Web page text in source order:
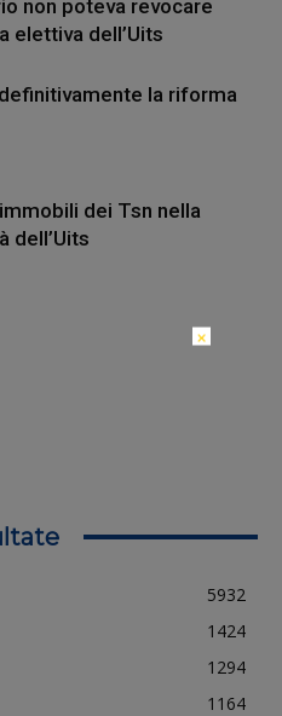
non poteva revocare
elettiva dell’Uits
la riforma
dei Tsn nella
dell’Uits
5932
1424
1294
1164
×